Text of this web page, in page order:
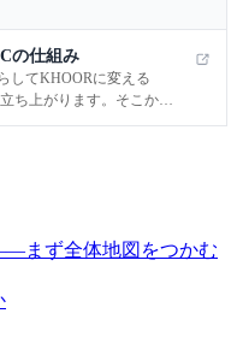
の仕組み
してKHOORに変える
ち上がります。そこから
TLS 1.3の流れを指でなぞ
まず全体地図をつかむ